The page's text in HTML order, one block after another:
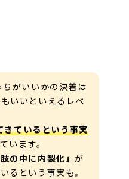
がいいかの決着は
いいといえるレベ
ているという事実
います。
の中に内製化」が
るという事実も。